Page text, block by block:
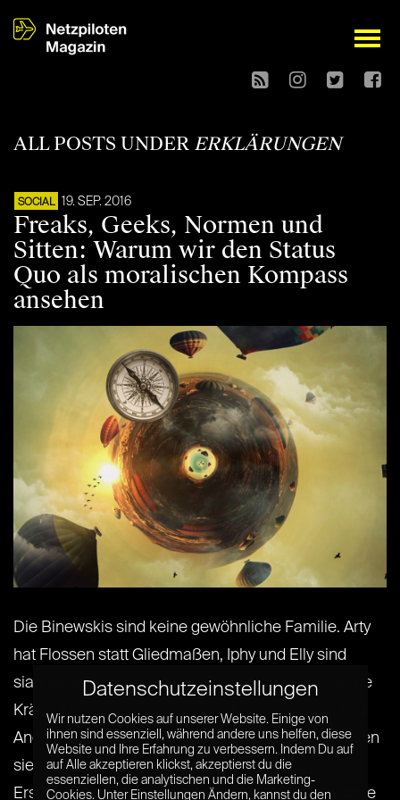
open
ALL POSTS UNDER ERKLÄRUNGEN
SOCIAL 19. SEP. 2016
Freaks, Geeks, Normen und
Sitten: Warum wir den Status
Quo als moralischen Kompass
ansehen
Die Binewskis sind keine gewöhnliche Familie. Arty
hat Flossen statt Gliedmaßen, Iphy und Elly sind
siamesische Zwillinge und Chick hat telekinetische
Kräfte. Diese reisenden Zirkus-Künstler sehen ihre
Andersartigkeit als Talent, andere jedoch betrachten
sie als Freaks ohne Werte und Moral. Das
Erscheinungsbild kann jedoch täuschen: Der wahre
Datenschutzeinstellungen
Wir nutzen Cookies auf unserer Website. Einige von
ihnen sind essenziell, während andere uns helfen, diese
Website und Ihre Erfahrung zu verbessern. Indem Du auf
auf Alle akzeptieren klickst, akzeptierst du die
essenziellen, die analytischen und die Marketing-
Cookies. Unter Einstellungen Ändern, kannst du den